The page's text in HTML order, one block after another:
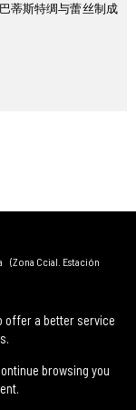
offer a better service
browsing you
蒂斯特绸与蕾丝制成
(Zona Ccial. Estación